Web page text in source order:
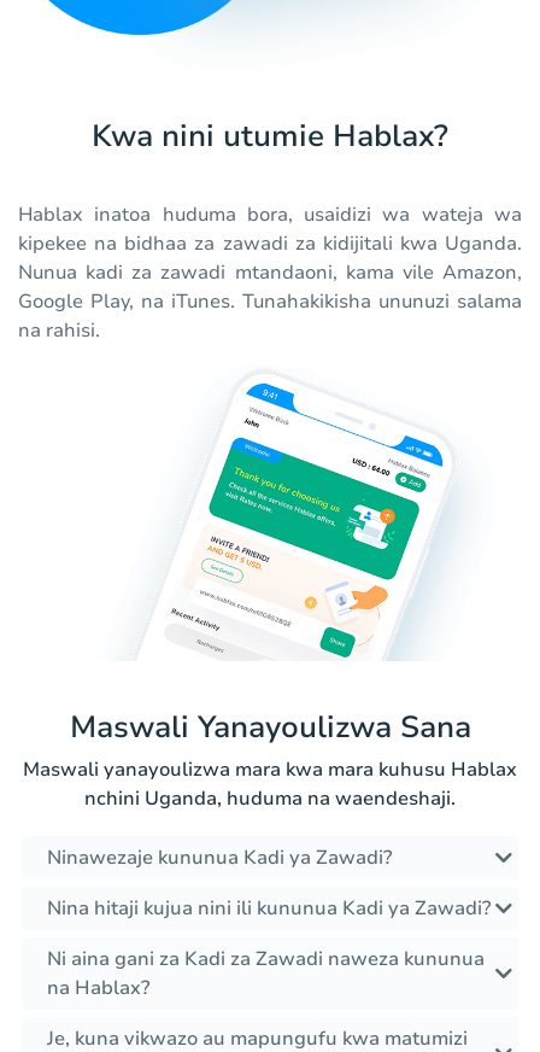
Kwa nini utumie Hablax?
Hablax inatoa huduma bora, usaidizi wa wateja wa
kipekee na bidhaa za zawadi za kidijitali kwa Uganda.
Nunua kadi za zawadi mtandaoni, kama vile Amazon,
Google Play, na iTunes. Tunahakikisha ununuzi salama
na rahisi.
Maswali Yanayoulizwa Sana
Maswali yanayoulizwa mara kwa mara kuhusu Hablax
nchini Uganda, huduma na waendeshaji.
Ninawezaje kununua Kadi ya Zawadi?
Nina hitaji kujua nini ili kununua Kadi ya Zawadi?
Ni aina gani za Kadi za Zawadi naweza kununua
na Hablax?
Je, kuna vikwazo au mapungufu kwa matumizi